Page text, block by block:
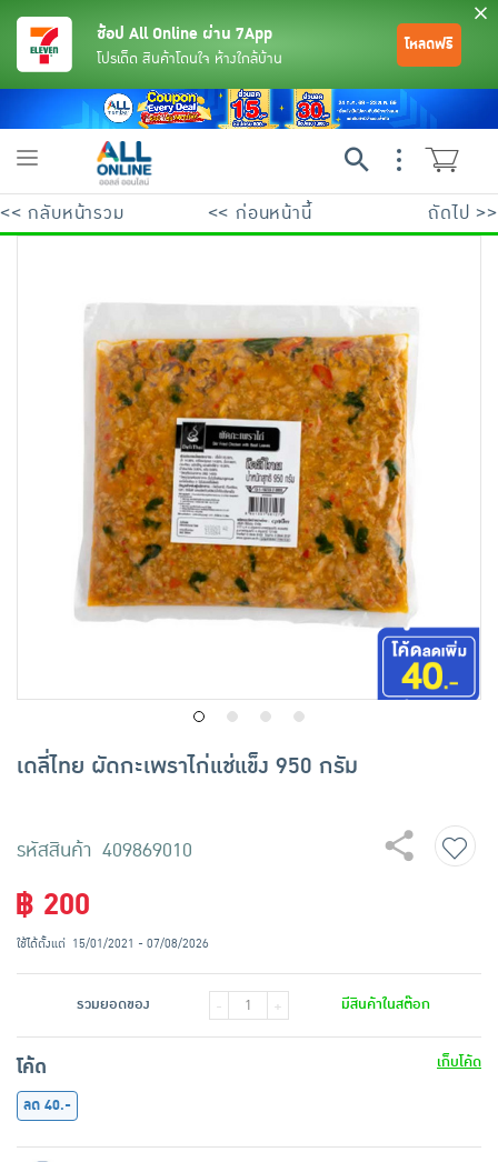
เครื่องดื่มและผงชงดื่ม
เครื่องปรุงรสและของแห้ง
ขนมขบเคี้ยว และช็อคโกแลต
อาหารสด ผัก ผลไม้และเบเกอรี่
พระเครื่อง test pop
ช้อป All Online ผ่าน 7App
โปรเด็ด สินค้าโดนใจ ห้างใกล้บ้าน
โหลดฟรี
Toggle
<< กลับหน้ารวม << ก่อนหน้านี้ ถัดไป >>
เดลี่ไทย ผัดกะเพราไก่แช่แข็ง 950 กรัม
รหัสสินค้า 409869010
฿ 200
ใช้ได้ตั้งแต่ 15/01/2021 - 07/08/2026
รวมยอดของ - + มีสินค้าในสต๊อก
โค้ด
เก็บโค้ด
ลด 40.-